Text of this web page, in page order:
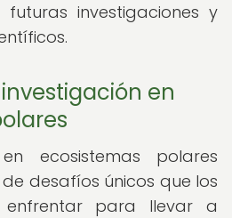
investigaciones y
en
ecosistemas polares
desafíos únicos que los
enfrentar para llevar a